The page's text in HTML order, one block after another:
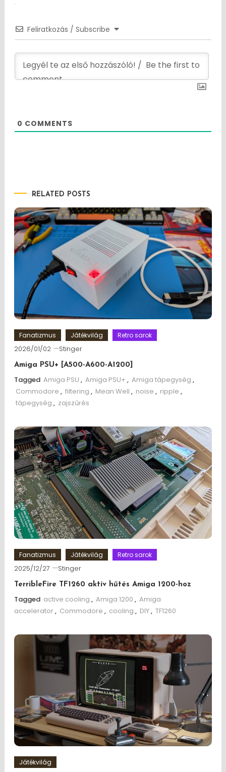
Feliratkozás / Subscribe
0 COMMENTS
RELATED POSTS
Fanatizmus Játékvilág Retro sarok
2026/01/02 Stinger
Amiga PSU+ [A500-A600-A1200]
Tagged Amiga PSU , Amiga PSU+ , Amiga tápegység ,
Commodore , filtering , Mean Well , noise , ripple ,
tápegység , zajszűrés
Fanatizmus Játékvilág Retro sarok
2025/12/27 Stinger
TerribleFire TF1260 aktív hűtés Amiga 1200-hoz
Tagged active cooling , Amiga 1200 , Amiga
accelerator, Commodore , cooling , DIY, TF1260
Játékvilág